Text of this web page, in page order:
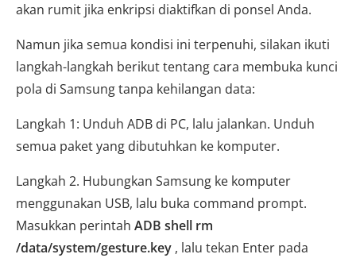
akan rumit jika enkripsi diaktifkan di ponsel Anda.
Namun jika semua kondisi ini terpenuhi, silakan ikuti
langkah-langkah berikut tentang cara membuka kunci
pola di Samsung tanpa kehilangan data:
Langkah 1: Unduh ADB di PC, lalu jalankan. Unduh
semua paket yang dibutuhkan ke komputer.
Langkah 2. Hubungkan Samsung ke komputer
menggunakan USB, lalu buka command prompt.
Masukkan perintah ADB shell rm
/data/system/gesture.key , lalu tekan Enter pada